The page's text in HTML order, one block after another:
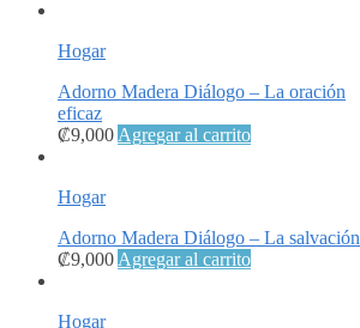
Hogar
Adorno Madera Diálogo – La oración
eficaz
₡9,000 Agregar al carrito
Hogar
Adorno Madera Diálogo – La salvación
₡9,000 Agregar al carrito
Hogar